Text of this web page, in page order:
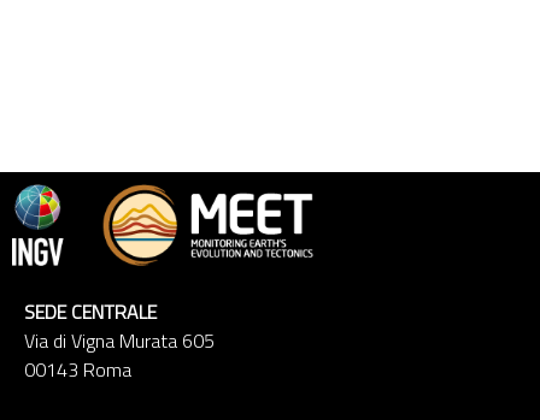
SEDE CENTRALE
Via di Vigna Murata 605
00143 Roma